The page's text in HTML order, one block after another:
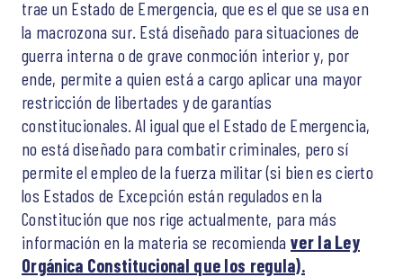
trae un Estado de Emergencia, que es el que se usa en
la macrozona sur. Está diseñado para situaciones de
guerra interna o de grave conmoción interior y, por
ende, permite a quien está a cargo aplicar una mayor
restricción de libertades y de garantías
constitucionales. Al igual que el Estado de Emergencia,
no está diseñado para combatir criminales, pero sí
permite el empleo de la fuerza militar (si bien es cierto
los Estados de Excepción están regulados en la
Constitución que nos rige actualmente, para más
información en la materia se recomienda ver la Ley
Orgánica Constitucional que los regula).